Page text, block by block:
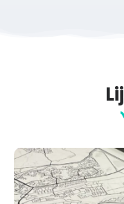
Geef jouw Wallable
premium hardhouten of
ontworpen posters,